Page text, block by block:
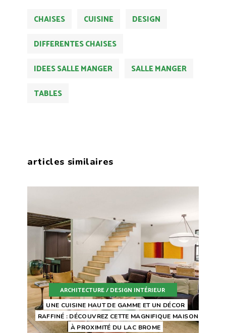
CHAISES CUISINE
DESIGN
DIFFERENTES CHAISES
IDEES SALLE MANGER
SALLE MANGER
TABLES
articles similaires
ARCHITECTURE / DESIGN INTÉRIEUR
UNE CUISINE HAUT DE GAMME ET UN DÉCOR
RAFFINÉ : DÉCOUVREZ CETTE MAGNIFIQUE MAISON
À PROXIMITÉ DU LAC BROME